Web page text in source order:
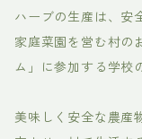
ハーブの生産は、安
家庭菜園を営む村の
ム」に参加する学校
美味しく安全な農産